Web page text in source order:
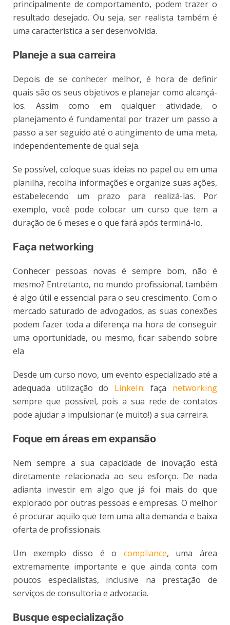
principalmente de comportamento, podem trazer o
resultado desejado. Ou seja, ser realista também é
uma característica a ser desenvolvida.
Planeje a sua carreira
Depois de se conhecer melhor, é hora de definir
quais são os seus objetivos e planejar como alcançá-
los. Assim como em qualquer atividade, o
planejamento é fundamental por trazer um passo a
passo a ser seguido até o atingimento de uma meta,
independentemente de qual seja.
Se possível, coloque suas ideias no papel ou em uma
planilha, recolha informações e organize suas ações,
estabelecendo um prazo para realizá-las. Por
exemplo, você pode colocar um curso que tem a
duração de 6 meses e o que fará após terminá-lo.
Faça networking
Conhecer pessoas novas é sempre bom, não é
mesmo? Entretanto, no mundo profissional, também
é algo útil e essencial para o seu crescimento. Com o
mercado saturado de advogados, as suas conexões
podem fazer toda a diferença na hora de conseguir
uma oportunidade, ou mesmo, ficar sabendo sobre
ela
Desde um curso novo, um evento especializado até a
adequada utilização do LinkeIn: faça networking
sempre que possível, pois a sua rede de contatos
pode ajudar a impulsionar (e muito!) a sua carreira.
Foque em áreas em expansão
Nem sempre a sua capacidade de inovação está
diretamente relacionada ao seu esforço. De nada
adianta investir em algo que já foi mais do que
explorado por outras pessoas e empresas. O melhor
é procurar aquilo que tem uma alta demanda e baixa
oferta de profissionais.
Um exemplo disso é o compliance, uma área
extremamente importante e que ainda conta com
poucos especialistas, inclusive na prestação de
serviços de consultoria e advocacia.
Busque especialização